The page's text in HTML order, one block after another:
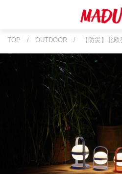
TOP / OUTDOOR / 【防災】北